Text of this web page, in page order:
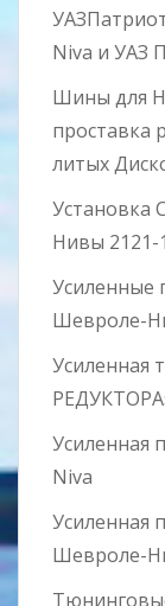
Niva и УАЗ
Шины для
проставка
литых
Установка
Нивы 2121-
Усиленные
Шевроле-
Усиленная
Усиленная
Niva
Усиленная
Шевроле-